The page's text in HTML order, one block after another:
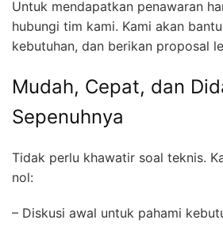
Untuk mendapatkan penawaran
hubungi tim kami. Kami akan
kebutuhan, dan berikan proposal
Mudah, Cepat, dan
Sepenuhnya
Tidak perlu khawatir soal teknis.
nol:
– Diskusi awal untuk pahami